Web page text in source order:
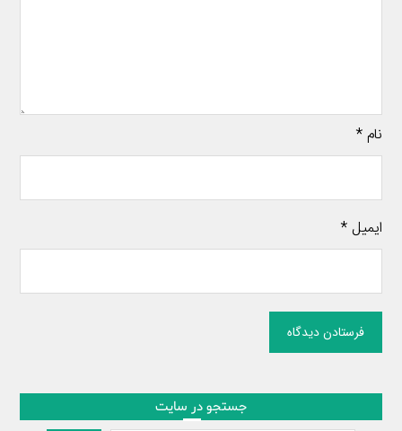
نام*
ایمیل*
فرستادن دیدگاه
جستجو در سایت